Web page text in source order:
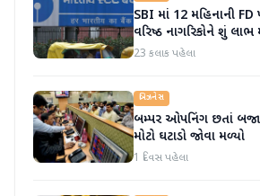
SBI માં 12 મહિનાની
વરિષ્ઠ નાગરિકોને શું
23 કલાક પહેલા
બિઝનેસ
બમ્પર ઓપનિંગ છતાં
મોટો ઘટાડો જોવા મળ્યો
1 દિવસ પહેલા